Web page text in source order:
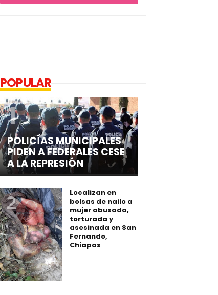
POPULAR
POLICÍAS MUNICIPALES
PIDEN A FEDERALES CESE
A LA REPRESIÓN
Localizan en
bolsas de nailo a
mujer abusada,
torturada y
asesinada en San
Fernando,
Chiapas